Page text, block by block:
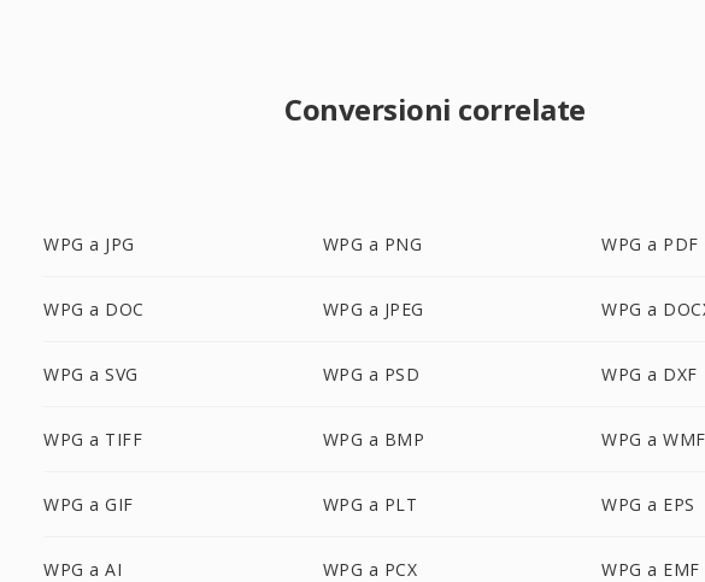
Conversioni correlate
WPG a JPG WPG a PNG WPG a PDF
WPG a DOC WPG a JPEG WPG a
WPG a SVG WPG a PSD WPG a DXF
WPG a TIFF WPG a BMP WPG a WMF
WPG a GIF WPG a PLT WPG a EPS
WPG a AI WPG a PCX WPG a EMF